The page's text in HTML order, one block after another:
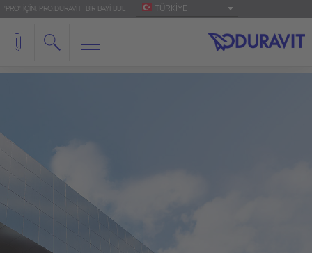
'PRO' IÇIN: PRO.DURAVIT BIR BAYI BUL TÜRKIYE